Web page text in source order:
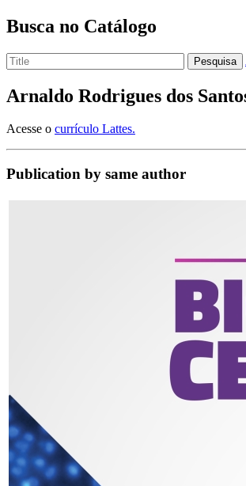
Busca no Catálogo
Pesquisa
Arnaldo Rodrigues dos
Acesse o currículo Lattes.
Publication by same author